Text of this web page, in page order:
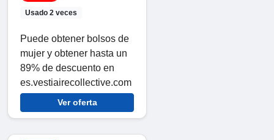
Usado 2 veces
Puede obtener bolsos de
mujer y obtener hasta un
89% de descuento en
es.vestiairecollective.com
Ver oferta